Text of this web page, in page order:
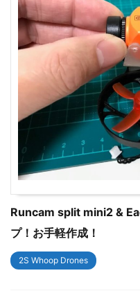
Runcam split mini2 &
プ！お手軽作成！
2S Whoop Drones